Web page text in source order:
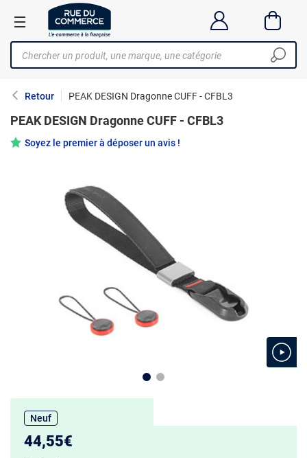
Retour PEAK DESIGN Dragonne CUFF - CFBL3
PEAK DESIGN Dragonne CUFF - CFBL3
Soyez le premier à déposer un avis !
Neuf
44,55€